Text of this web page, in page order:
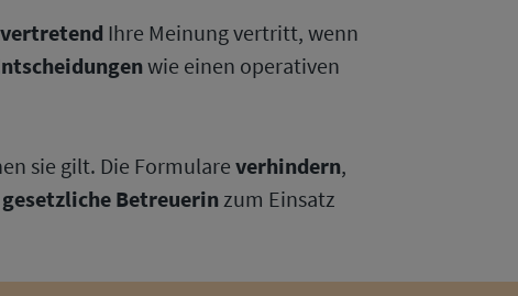
Ihre Meinung vertritt, wenn
wie einen operativen
sie gilt. Die Formulare verhindern,
Betreuerinzum Einsatz